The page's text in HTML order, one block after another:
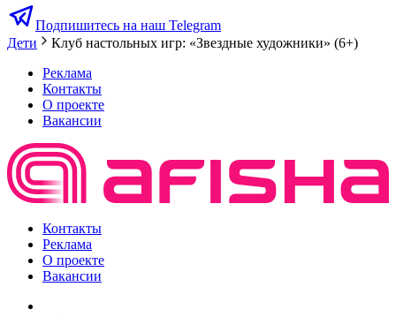
Подпишитесь на наш Telegram
Дети
Клуб настольных игр: «Звездные художники» (6+)
Реклама
Контакты
О проекте
Вакансии
Контакты
Реклама
О проекте
Вакансии